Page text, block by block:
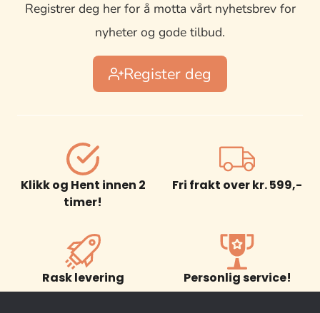
Registrer deg her for å motta vårt nyhetsbrev for
nyheter og gode tilbud.
Register deg
Klikk og Hent innen 2
timer!
Fri frakt over kr. 599,-
Rask levering Personlig service!